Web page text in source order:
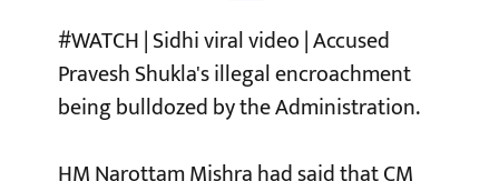
#WATCH| Sidhi viral video | Accused
Pravesh Shukla's illegal encroachment
being bulldozed by the Administration.